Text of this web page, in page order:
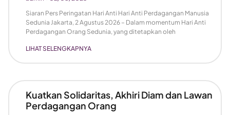
Siaran Pers Peringatan Hari Anti Hari Anti Perdagangan Manusia
Sedunia Jakarta, 2 Agustus 2026 – Dalam momentum Hari Anti
Perdagangan Orang Sedunia, yang ditetapkan oleh
LIHAT SELENGKAPNYA
Kuatkan Solidaritas, Akhiri Diam dan Lawan
Perdagangan Orang